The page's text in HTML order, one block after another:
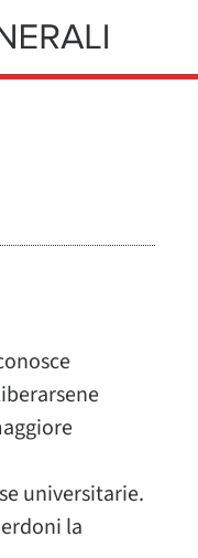
universitarie.
la